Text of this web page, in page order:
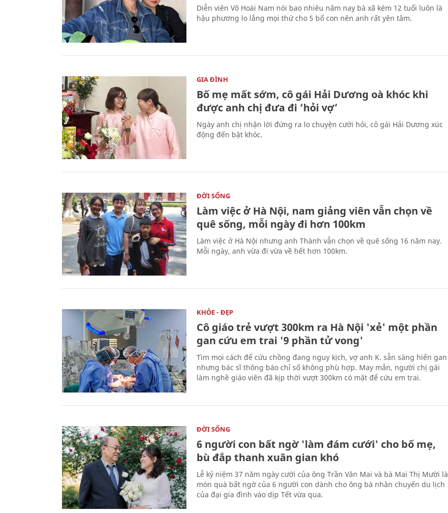
Diễn viên Võ Hoài Nam nói bao nhiêu năm nay bà xã kém 12 tuổi luôn là
hậu phương lo lắng mọi thứ cho 5 bố con nên anh rất yên tâm.
GIA ĐÌNH
Bố mẹ mất sớm, cô gái Hải Dương oà khóc khi
được anh chị đưa đi ‘hỏi vợ’
Ngày anh chị nhận lời đứng ra lo chuyện cưới hỏi, cô gái Hải Dương xúc
động đến bật khóc.
ĐỜI SỐNG
Làm việc ở Hà Nội, nam giảng viên vẫn chọn về
quê sống, mỗi ngày đi hơn 100km
Làm việc ở Hà Nội nhưng anh Thành vẫn chọn về quê sống 16 năm nay.
Mỗi ngày, anh vừa đi vừa về hết hơn 100km.
KHỎE - ĐẸP
Cô giáo trẻ vượt 300km ra Hà Nội 'xẻ' một phần
gan cứu em trai '9 phần tử vong'
Tìm mọi cách để cứu chồng đang nguy kịch, vợ anh K. sẵn sàng hiến gan
nhưng bác sĩ thông báo chỉ số không phù hợp. May mắn, người chị gái
làm nghề giáo viên đã kịp thời vượt 300km có mặt để cứu em trai.
ĐỜI SỐNG
6 người con bất ngờ 'làm đám cưới' cho bố mẹ,
bù đắp thanh xuân gian khó
Lễ kỷ niệm 37 năm ngày cưới của ông Trần Văn Mai và bà Mai Thị Mười là
món quà bất ngờ của 6 người con dành cho ông bà nhân chuyến du lịch
của đại gia đình vào dịp Tết vừa qua.